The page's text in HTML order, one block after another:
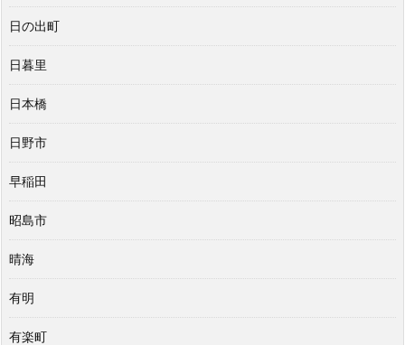
日の出町
日暮里
日本橋
日野市
早稲田
昭島市
晴海
有明
有楽町